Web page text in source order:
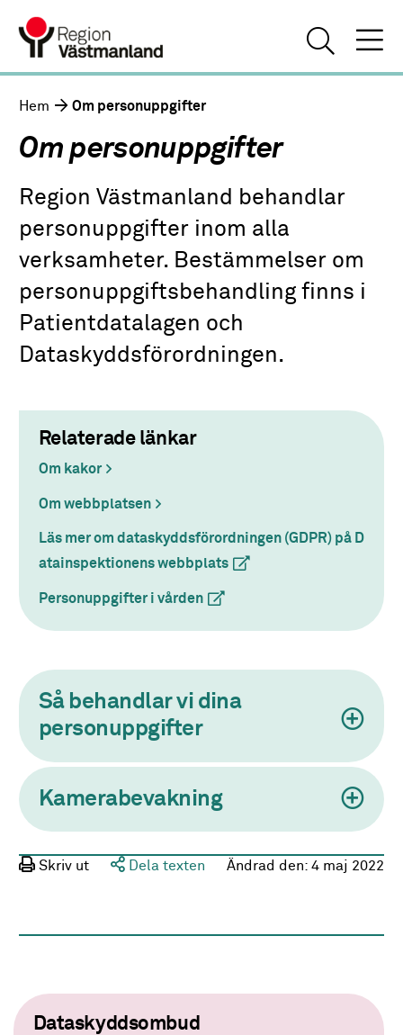
Hem Om personuppgifter
Om personuppgifter
Region Västmanland behandlar
personuppgifter inom alla
verksamheter. Bestämmelser om
personuppgiftsbehandling finns i
Patientdatalagen och
Dataskyddsförordningen.
Relaterade länkar
Om kakor
Om webbplatsen
Läs mer om dataskyddsförordningen (GDPR) på D
atainspektionens webbplats(extern länk)
Personuppgifter i vården(extern länk)
Så behandlar vi dina
personuppgifter
Kamerabevakning
Skriv ut Dela texten Ändrad den: 4 maj 2022
Dataskyddsombud